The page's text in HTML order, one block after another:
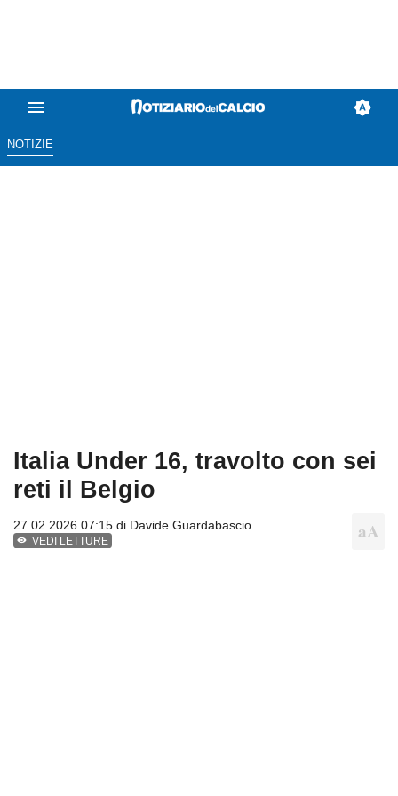
NOTIZIE
Italia Under 16, travolto con sei
reti il Belgio
27.02.2026 07:15 di Davide Guardabascio
VEDI LETTURE